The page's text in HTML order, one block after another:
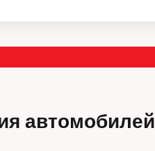
автомобилей